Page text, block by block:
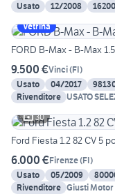
Usato
12/2008
Vetrina
FORD B-Max - B-Max
9.500 €Vinci(FI)
Usato
04/2017
Rivenditore USATO
30
Ford Fiesta 1.2 82 CV 5
6.000 €Firenze(FI)
Usato
05/2009
Rivenditore Giusti